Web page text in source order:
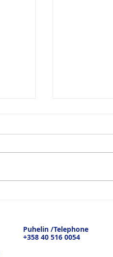
keskustelu
Puhelin /Telephone
+358 40 516 0054